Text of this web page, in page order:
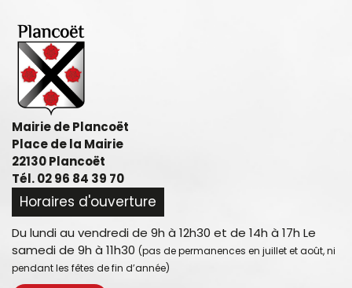
Mairie de Plancoët
Place de la Mairie
22130 Plancoët
Tél. 02 96 84 39 70
Horaires d'ouverture
Du lundi au vendredi de 9h à 12h30 et de 14h à 17h Le
samedi de 9h à 11h30 (pas de permanences en juillet et août, ni
pendant les fêtes de fin d’année)